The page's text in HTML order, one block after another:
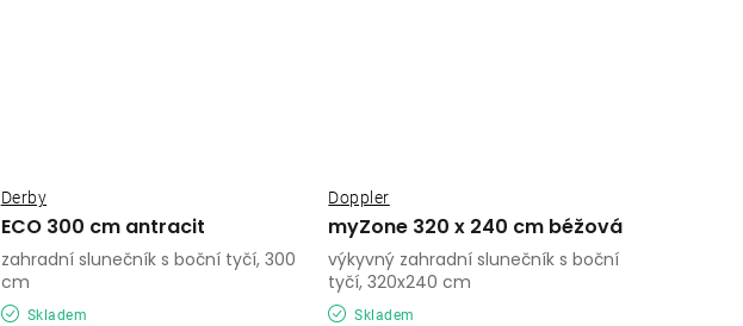
ECO 300 cm antracit
Derby
Skladem
zahradní slunečník s boční tyčí, 300
cm
myZone 320 x 240 cm béžová
Doppler
Skladem
výkyvný zahradní slunečník s boční
tyčí, 320x240 cm